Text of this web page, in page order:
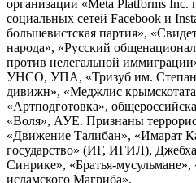
организации «Meta Platforms
социальных сетей Facebook и
большевистская партия»,
народа», «Русский
против нелегальной
УНСО, УПА, «Тризуб им.
дивижн», «Меджлис
«Артподготовка»,
«Воля», АУЕ. Признаны
«Движение Талибан», «Имарат
государство» (ИГ, ИГИЛ),
Синрике», «Братья-
исламского Магриба».